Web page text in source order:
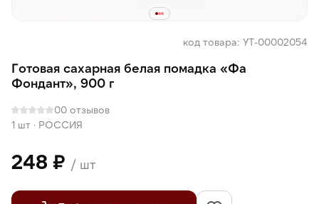
код товара: УТ-00002054
Готовая сахарная белая помадка «Фа
Фондант», 900 г
00 отзывов
1 шт · РОССИЯ
248 ₽ / шт